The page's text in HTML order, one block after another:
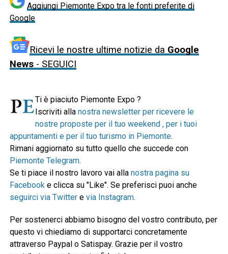
Aggiungi Piemonte Expo tra le fonti preferite di
Google
Ricevi le nostre ultime notizie da Google
News- SEGUICI
Ti è piaciuto Piemonte Expo ?
Iscriviti alla nostra newsletter per ricevere le
nostre proposte per il tuo weekend , per i tuoi
appuntamenti e per il tuo turismo in Piemonte.
Rimani aggiornato su tutto quello che succede con
Piemonte Telegram.
Se ti piace il nostro lavoro vai alla nostra pagina su
Facebooke clicca su "Like". Se preferisci puoi anche
seguirci via Twittere via Instagram.
Per sostenerci abbiamo bisogno del vostro contributo, per
questo vi chiediamo di supportarci concretamente
attraverso Paypal o Satispay. Grazie per il vostro